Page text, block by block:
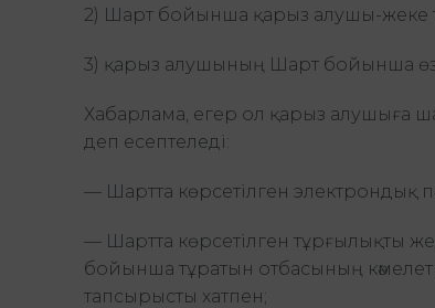
2) Шарт бойынша қарыз алушы-жеке
3) қарыз алушының Шарт бойынша
Хабарлама, егер ол қарыз алушыға
деп есептеледі:
— Шартта көрсетілген электрондық
— Шартта көрсетілген тұрғылықты
бойынша тұратын отбасының
тапсырысты хатпен;